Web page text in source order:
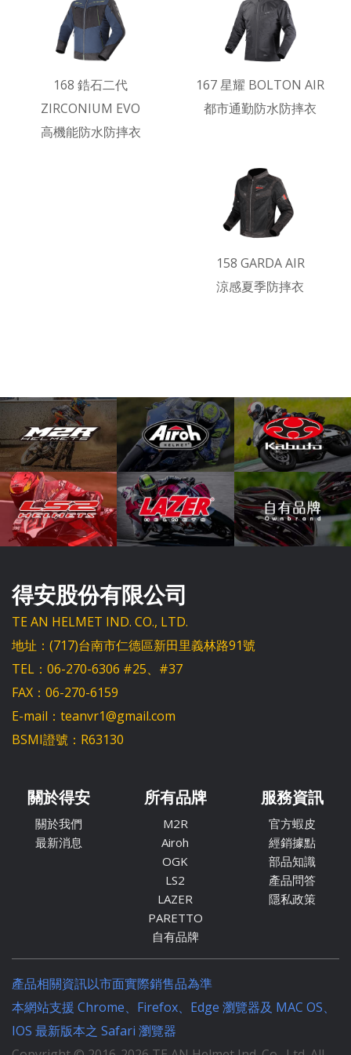
168 鋯石二代
ZIRCONIUM EVO
高機能防水防摔衣
167 星耀 BOLTON AIR
都市通勤防水防摔衣
158 GARDA AIR
涼感夏季防摔衣
得安股份有限公司
TE AN HELMET IND. CO., LTD.
地址：(717)台南市仁德區新田里義林路91號
TEL：06-270-6306 #25、#37
FAX：06-270-6159
E-mail：teanvr1@gmail.com
BSMI證號：R63130
關於得安
關於我們
最新消息
所有品牌
M2R
Airoh
OGK
LS2
LAZER
PARETTO
自有品牌
服務資訊
官方蝦皮
經銷據點
部品知識
產品問答
隱私政策
產品相關資訊以市面實際銷售品為準
本網站支援 Chrome、Firefox、Edge 瀏覽器及 MAC OS、
IOS 最新版本之 Safari 瀏覽器